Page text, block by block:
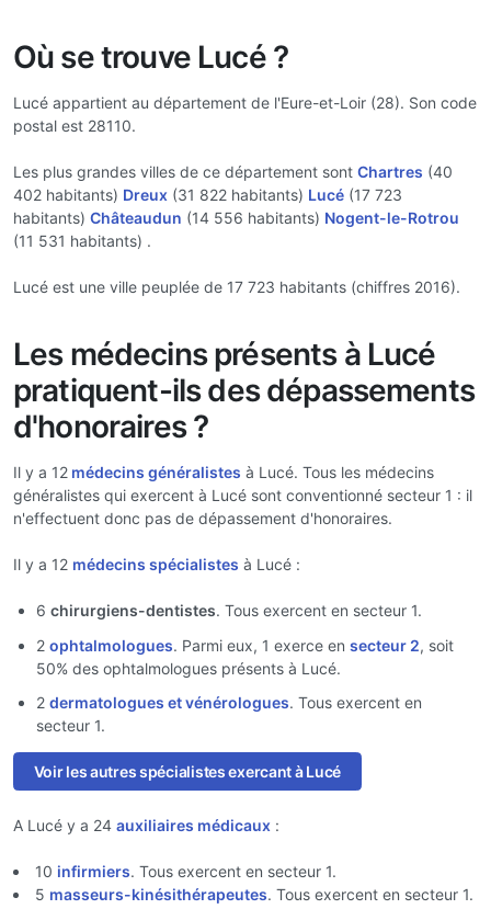
Où se trouve Lucé ?
Lucé appartient au département de l'Eure-et-Loir (28). Son code
postal est 28110.
Les plus grandes villes de ce département sont Chartres (40
402 habitants) Dreux (31 822 habitants) Lucé (17 723
habitants) Châteaudun (14 556 habitants) Nogent-le-Rotrou
(11 531 habitants) .
Lucé est une ville peuplée de 17 723 habitants (chiffres 2016).
Les médecins présents à Lucé
pratiquent-ils des dépassements
d'honoraires ?
Il y a 12 médecins généralistes à Lucé. Tous les médecins
généralistes qui exercent à Lucé sont conventionné secteur 1 : il
n'effectuent donc pas de dépassement d'honoraires.
Il y a 12 médecins spécialistes à Lucé :
6 chirurgiens-dentistes. Tous exercent en secteur 1.
2 ophtalmologues. Parmi eux, 1 exerce en secteur 2, soit
50% des ophtalmologues présents à Lucé.
2 dermatologues et vénérologues. Tous exercent en
secteur 1.
Voir les autres spécialistes exercant à Lucé
A Lucé y a 24 auxiliaires médicaux :
10 infirmiers. Tous exercent en secteur 1.
5 masseurs-kinésithérapeutes. Tous exercent en secteur 1.